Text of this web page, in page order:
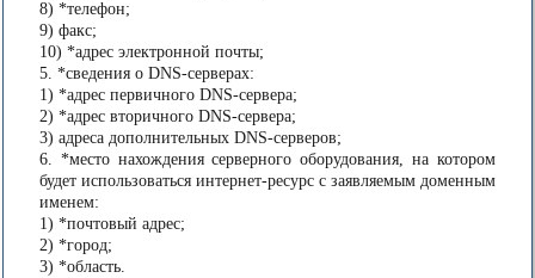
8) *телефон;
9) факс;
10) *адрес электронной почты;
5. *сведения о DNS-серверах:
1) *адрес первичного DNS-сервера;
2) *адрес вторичного DNS-сервера;
3) адреса дополнительных DNS-серверов;
6. *место нахождения серверного оборудования, на котором
будет использоваться интернет-ресурс с заявляемым доменным
именем:
1) *почтовый адрес;
2) *город;
3) *область.